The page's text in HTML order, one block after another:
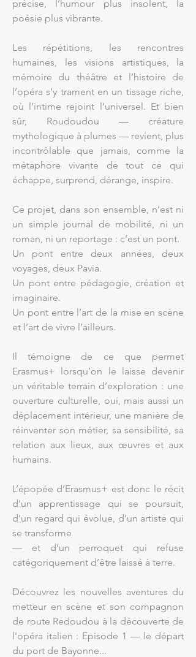
précise, l’humour plus insolent, la
poésie plus vibrante.
Les répétitions, les rencontres
humaines, les visions artistiques, la
mémoire du théâtre et l’histoire de
l’opéra s’y trament en un tissage riche,
où l’intime rejoint l’universel. Et bien
sûr, Roudoudou — créature
mythologique à plumes — revient, plus
incontrôlable que jamais, comme la
métaphore vivante de tout ce qui
échappe, surprend, dérange, inspire.
Ce projet, dans son ensemble, n’est ni
un simple journal de mobilité, ni un
roman, ni un reportage : c’est un pont.
Un pont entre deux années, deux
voyages, deux Pavia.
Un pont entre pédagogie, création et
imaginaire.
Un pont entre l’art de la mise en scène
et l’art de vivre l’ailleurs.
Il témoigne de ce que permet
Erasmus+ lorsqu’on le laisse devenir
un véritable terrain d’exploration : une
ouverture culturelle, oui, mais aussi un
déplacement intérieur, une manière de
réinventer son métier, sa sensibilité, sa
relation aux lieux, aux œuvres et aux
humains.
L’épopée d’Erasmus+ est donc le récit
d’un apprentissage qui se poursuit,
d’un regard qui évolue, d’un artiste qui
se transforme
— et d’un perroquet qui refuse
catégoriquement d’être laissé à terre.
Découvrez les nouvelles aventures du
metteur en scène et son compagnon
de route Redoudou à la découverte de
l'opéra italien : Episode 1 — le départ
du port de Bayonne...